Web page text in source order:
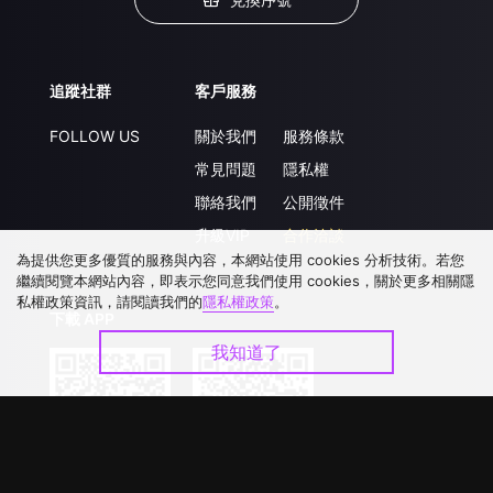
追蹤社群
FOLLOW US
客戶服務
關於我們
常見問題
聯絡我們
升級VIP
服務條款
隱私權
公開徵件
合作洽談
為提供您更多優質的服務與內容，本網站使用 cookies 分析技術。若您
繼續閱覽本網站內容，即表示您同意我們使用 cookies，關於更多相關隱
私權政策資訊，請閱讀我們的隱私權政策。
我知道了